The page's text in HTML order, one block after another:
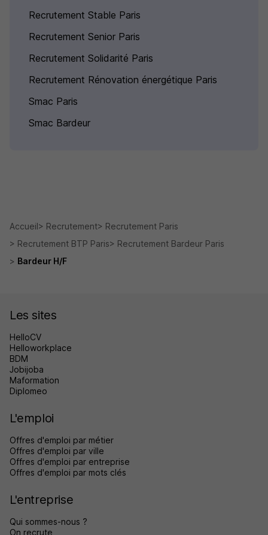
Recrutement Stable Paris
Recrutement Senior Paris
Recrutement Solidarité Paris
Recrutement Rénovation énergétique Paris
Smac Paris
Smac Bardeur
Accueil Recrutement
Recrutement Paris
Recrutement BTP Paris
Recrutement Bardeur Paris
Bardeur H/F
Les sites
HelloCV
Helloworkplace
BDM
Jobijoba
Maformation
Diplomeo
L'emploi
Offres d'emploi par métier
Offres d'emploi par ville
Offres d'emploi par entreprise
Offres d'emploi par mots clés
L'entreprise
Qui sommes-nous ?
On recrute